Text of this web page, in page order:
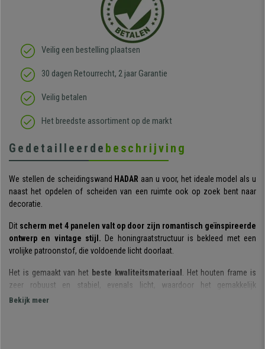
Veilig een bestelling plaatsen
30 dagen Retourrecht, 2 jaar Garantie
Veilig betalen
Het breedste assortiment op de markt
Gedetailleerde beschrijving
We stellen de scheidingswand HADAR aan u voor, het ideale model als u
naast het opdelen of scheiden van een ruimte ook op zoek bent naar
decoratie.
Dit scherm met 4 panelen valt op door zijn romantisch geïnspireerde
ontwerp en vintage stijl. De honingraatstructuur is bekleed met een
vrolijke patroonstof, die voldoende licht doorlaat.
Het is gemaakt van het beste kwaliteitsmateriaal. Het houten frame is
zeer robuust en stabiel, evenals licht, waardoor het gemakkelijk
opvouwbaar is.
Bekijk meer